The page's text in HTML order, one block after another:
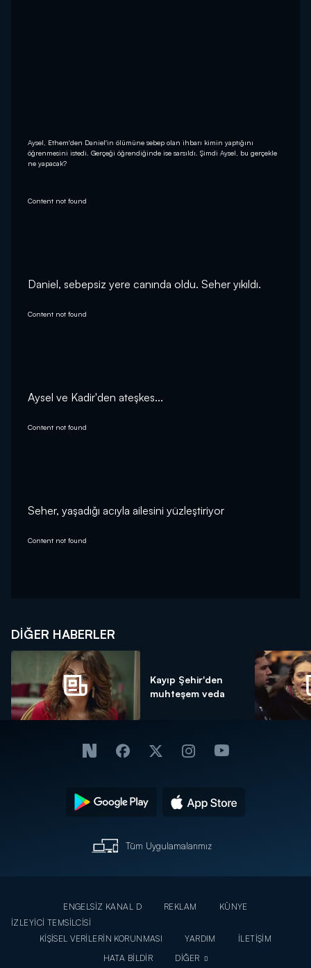
Aysel, Ethem'den Daniel'in ölümüne sebep olan ihbarı kimin yaptığını
öğrenmesini istedi. Gerçeği öğrendiğinde ise sarsıldı. Şimdi Aysel, bu gerçekle
ne yapacak?
Content not found
Daniel, sebepsiz yere canında oldu. Seher yıkıldı.
Content not found
Aysel ve Kadir'den ateşkes...
Content not found
Seher, yaşadığı acıyla ailesini yüzleştiriyor
Content not found
DIĞER HABERLER
Kayıp Şehir'den
muhteşem veda
Tüm Uygulamalarımız
ENGELSİZ KANAL D REKLAM
KÜNYE
İZLEYİCİ TEMSİLCİSİ
KİŞİSEL VERİLERİN KORUNMASI
YARDIM
İLETİŞİM
HATA BİLDİR
DİĞER